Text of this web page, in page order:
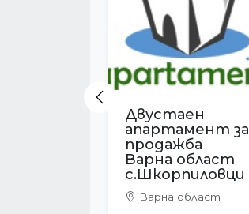
Двустаен
апартамент за
продажба
Варна област
к.к.
Св.Константи
н и Елена
Previous